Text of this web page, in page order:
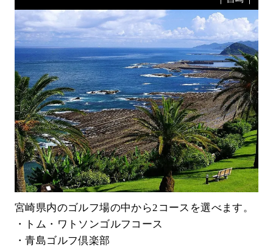
宮崎県内のゴルフ場の中から2コースを選べます。
・トム・ワトソンゴルフコース
・青島ゴルフ倶楽部